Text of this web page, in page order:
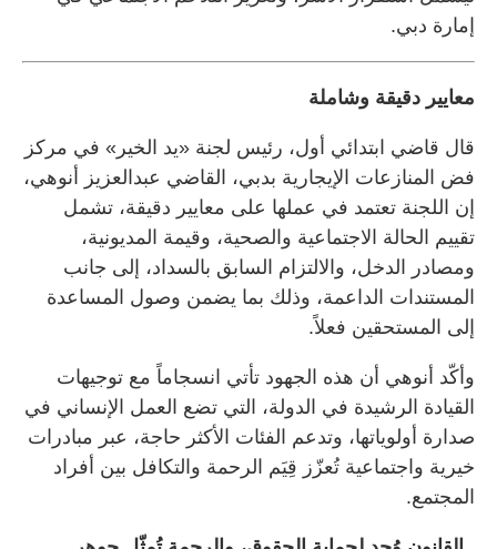
إمارة دبي.
معايير دقيقة وشاملة
قال قاضي ابتدائي أول، رئيس لجنة «يد الخير» في مركز
فض المنازعات الإيجارية بدبي، القاضي عبدالعزيز أنوهي،
إن اللجنة تعتمد في عملها على معايير دقيقة، تشمل
تقييم الحالة الاجتماعية والصحية، وقيمة المديونية،
ومصادر الدخل، والالتزام السابق بالسداد، إلى جانب
المستندات الداعمة، وذلك بما يضمن وصول المساعدة
إلى المستحقين فعلاً.
وأكّد أنوهي أن هذه الجهود تأتي انسجاماً مع توجيهات
القيادة الرشيدة في الدولة، التي تضع العمل الإنساني في
صدارة أولوياتها، وتدعم الفئات الأكثر حاجة، عبر مبادرات
خيرية واجتماعية تُعزّز قِيَم الرحمة والتكافل بين أفراد
المجتمع.